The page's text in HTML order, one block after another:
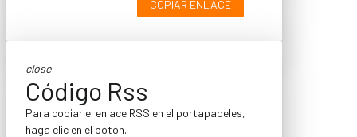
COPIAR ENLACE
close
Código Rss
Para copiar el enlace RSS en el portapapeles,
haga clic en el botón.